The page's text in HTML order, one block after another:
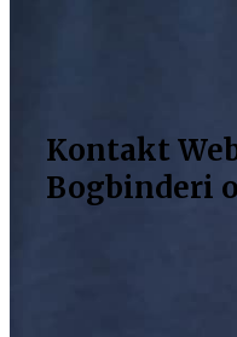
Kontakt
Bogbinderi